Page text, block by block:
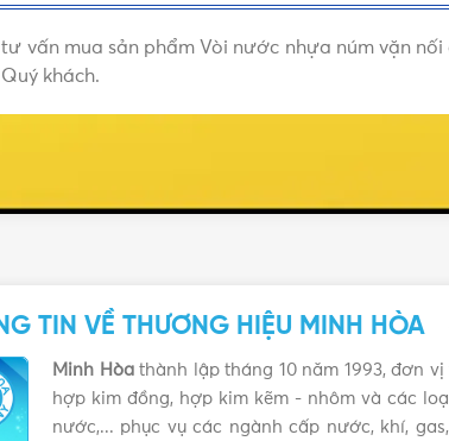
vấn mua sản phẩm Vòi nước nhựa núm vặn
khách.
TIN VỀ THƯƠNG HIỆU MINH HÒA
Minh Hòathành lập tháng 10 năm 1993, đơn
hợp kim đồng, hợp kim kẽm - nhôm và các
nước,... phục vụ các ngành cấp nước, khí,